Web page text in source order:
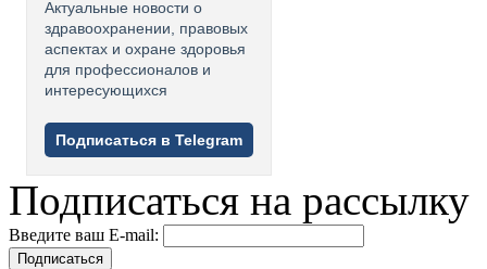
Актуальные новости о
здравоохранении, правовых
аспектах и охране здоровья
для профессионалов и
интересующихся
Подписаться в Telegram
Подписаться на рассылку
Введите ваш E-mail:
Подписаться